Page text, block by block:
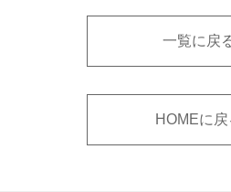
一覧に戻
HOMEに戻